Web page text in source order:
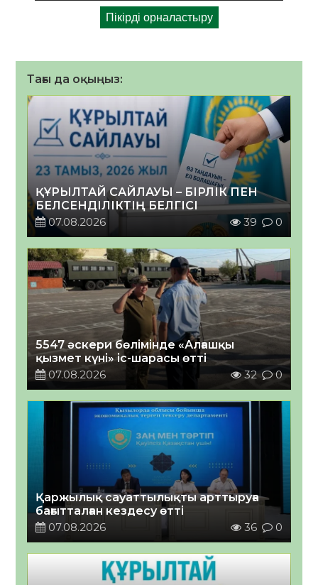
Тағы да оқыңыз:
ҚҰРЫЛТАЙ САЙЛАУЫ – БІРЛІК ПЕН
БЕЛСЕНДІЛІКТІҢ БЕЛГІСІ
07.08.2026
39 0
5547 әскери бөлімінде «Алғашқы
қызмет күні» іс-шарасы өтті
07.08.2026
32 0
Қаржылық сауаттылықты арттыруға
бағытталған кездесу өтті
07.08.2026
36 0